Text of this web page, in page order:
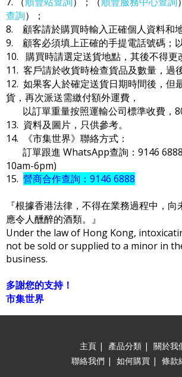
查詢）；
8. 顧客請於購買時輸入正確個人資料和
9. 顧客必須填上正確的手提電話號碼；
10. 購買時請選定送貨地點，其後不得更
11. 客戶請於收貨時檢查貨品及數量，過
12. 如果客人於確定送貨日期時間後，但
貨，再次派送需繳付額外運費，
以訂單重量按照運輸公司標準收費，80
13. 資料及圖片，只供參考。
14. 《市集世界》聯絡方式：
訂單跟進 WhatsApp查詢：9146
10am-6pm)
15. 營商合作查詢：9146 6888
『根據香港法律，不得在業務過程中，
應令人醺醉的酒類。』
Under the law of Hong Kong,
not be sold or supplied to a minor in
business.
多謝您的支持！
市集世界
主頁 | 產品分類 | 關於我
聯絡我們 | 如何購買 | 條款